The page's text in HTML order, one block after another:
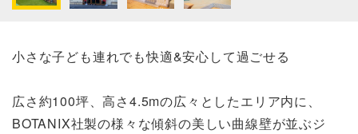
小さな子ども連れでも快適&安心して過ごせる
広さ約100坪、高さ4.5mの広々としたエリア内に、
BOTANIX社製の様々な傾斜の美しい曲線壁が並ぶジ